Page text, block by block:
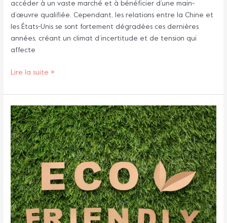
accéder à un vaste marché et à bénéficier d’une main-
d’œuvre qualifiée. Cependant, les relations entre la Chine et
les États-Unis se sont fortement dégradées ces dernières
années, créant un climat d’incertitude et de tension qui
affecte
Lire la suite »
Les
nouveaux
matériaux
éco-
responsables
en
Chine
:
un
enjeu